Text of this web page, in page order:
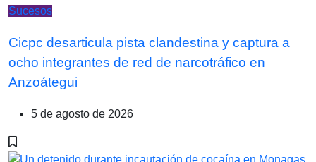
Sucesos
Cicpc desarticula pista clandestina y captura a
ocho integrantes de red de narcotráfico en
Anzoátegui
5 de agosto de 2026